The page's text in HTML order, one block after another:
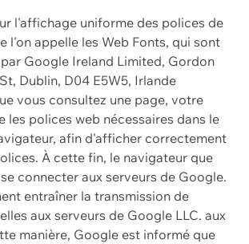
l'affichage uniforme des polices de
l'on appelle les Web Fonts, qui sont
Google Ireland Limited, Gordon
Dublin, D04 E5W5, Irlande
vous consultez une page, votre
les polices web nécessaires dans le
afin d'afficher correctement
À cette fin, le navigateur que
connecter aux serveurs de Google.
entraîner la transmission de
aux serveurs de Google LLC. aux
manière, Google est informé que